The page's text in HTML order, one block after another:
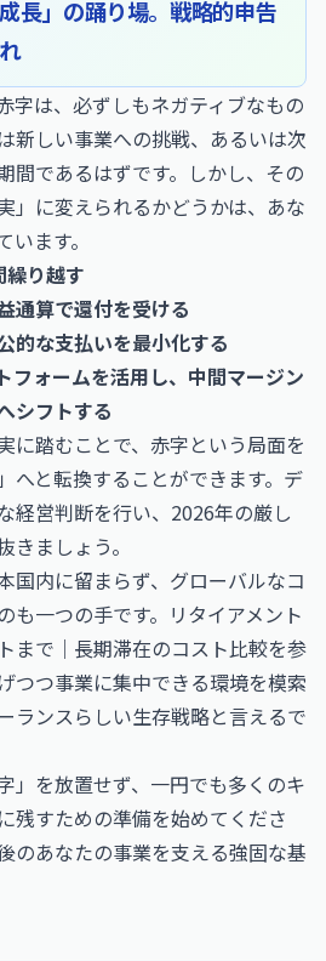
長」の踊り場。戦略的申告
字は、必ずしもネガティブなもの
新しい事業への挑戦、あるいは次
間であるはずです。しかし、その
」に変えられるかどうかは、あな
ます。
繰り越す
通算で還付を受ける
的な支払いを最小化する
フォームを活用し、中間マージン
シフトする
に踏むことで、赤字という局面を
へと転換することができます。デ
経営判断を行い、2026年の厳し
きましょう。
国内に留まらず、グローバルなコ
一つの手です。 リタイアメント
まで｜長期滞在のコスト比較を参
つつ事業に集中できる環境を模索
ランスらしい生存戦略と言えるで
」を放置せず、一円でも多くのキ
残すための準備を始めてくださ
のあなたの事業を支える強固な基